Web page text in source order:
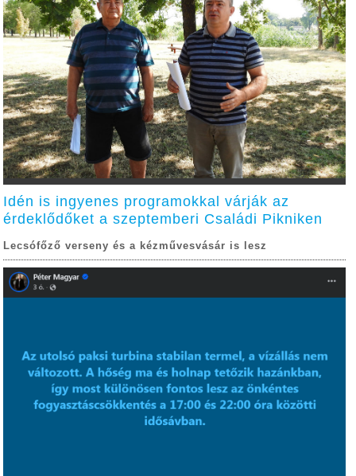
Idén is ingyenes programokkal várják az
érdeklődőket a szeptemberi Családi Pikniken
Lecsófőző verseny és a kézművesvásár is lesz